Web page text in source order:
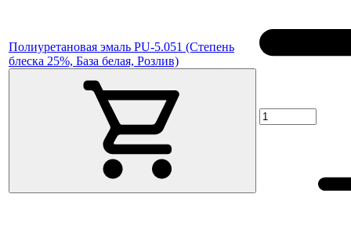
Полиуретановая эмаль PU-5.051 (Степень
блеска 25%, База белая, Розлив)